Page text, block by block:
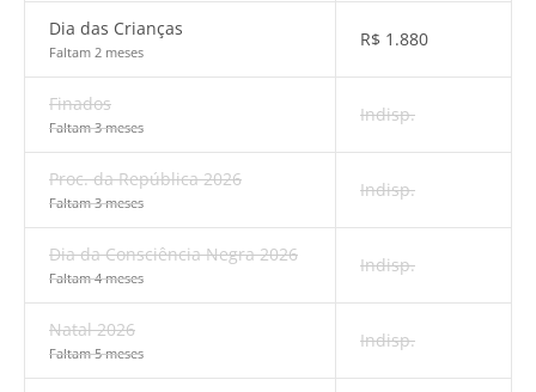
Dia das Crianças
Faltam 2 meses
R$ 1.880
Finados
Faltam 3 meses
Indisp.
Proc. da República 2026
Faltam 3 meses
Indisp.
Dia da Consciência Negra 2026
Faltam 4 meses
Indisp.
Natal 2026
Faltam 5 meses
Indisp.